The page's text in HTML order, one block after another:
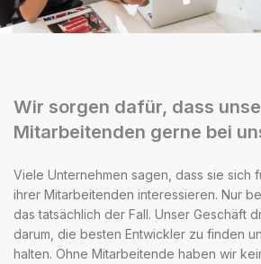
Wir sorgen dafür, dass
Mitarbeitenden gerne bei
Viele Unternehmen sagen, dass sie sich
ihrer Mitarbeitenden interessieren. Nur
das tatsächlich der Fall. Unser Geschäft
darum, die besten Entwickler zu finden
halten. Ohne Mitarbeitende haben wir